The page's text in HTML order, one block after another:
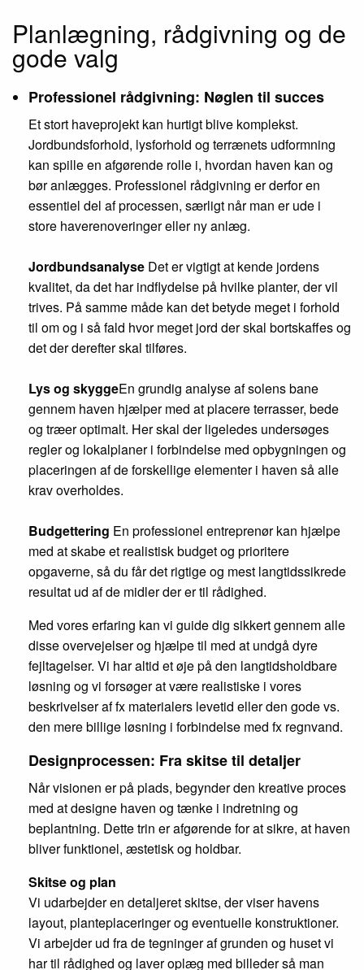
Planlægning, rådgivning og de
gode valg
Professionel rådgivning: Nøglen til succes
Et stort haveprojekt kan hurtigt blive komplekst.
Jordbundsforhold, lysforhold og terrænets udformning
kan spille en afgørende rolle i, hvordan haven kan og
bør anlægges. Professionel rådgivning er derfor en
essentiel del af processen, særligt når man er ude i
store haverenoveringer eller ny anlæg.
Jordbundsanalyse Det er vigtigt at kende jordens
kvalitet, da det har indflydelse på hvilke planter, der vil
trives. På samme måde kan det betyde meget i forhold
til om og i så fald hvor meget jord der skal bortskaffes og
det der derefter skal tilføres.
Lys og skyggeEn grundig analyse af solens bane
gennem haven hjælper med at placere terrasser, bede
og træer optimalt. Her skal der ligeledes undersøges
regler og lokalplaner i forbindelse med opbygningen og
placeringen af de forskellige elementer i haven så alle
krav overholdes.
Budgettering En professionel entreprenør kan hjælpe
med at skabe et realistisk budget og prioritere
opgaverne, så du får det rigtige og mest langtidssikrede
resultat ud af de midler der er til rådighed.
Med vores erfaring kan vi guide dig sikkert gennem alle
disse overvejelser og hjælpe til med at undgå dyre
fejltagelser. Vi har altid et øje på den langtidsholdbare
løsning og vi forsøger at være realistiske i vores
beskrivelser af fx materialers levetid eller den gode vs.
den mere billige løsning i forbindelse med fx regnvand.
Designprocessen: Fra skitse til detaljer
Når visionen er på plads, begynder den kreative proces
med at designe haven og tænke i indretning og
beplantning. Dette trin er afgørende for at sikre, at haven
bliver funktionel, æstetisk og holdbar.
Skitse og plan
Vi udarbejder en detaljeret skitse, der viser havens
layout, planteplaceringer og eventuelle konstruktioner.
Vi arbejder ud fra de tegninger af grunden og huset vi
har til rådighed og laver oplæg med billeder så man